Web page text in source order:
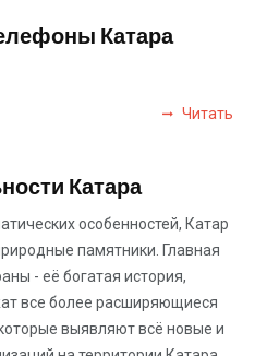
Катара
Читать
Катара
особенностей, Катар
памятники. Главная
- её богатая история,
все более расширяющиеся
выявляют всё новые и